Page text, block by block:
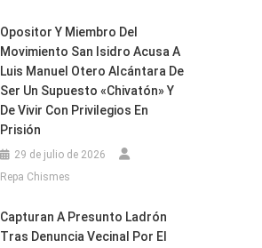
Opositor Y Miembro Del
Movimiento San Isidro Acusa A
Luis Manuel Otero Alcántara De
Ser Un Supuesto «chivatón» Y
De Vivir Con Privilegios En
Prisión
29 de julio de 2026
Repa Chismes
Capturan A Presunto Ladrón
Tras Denuncia Vecinal Por El